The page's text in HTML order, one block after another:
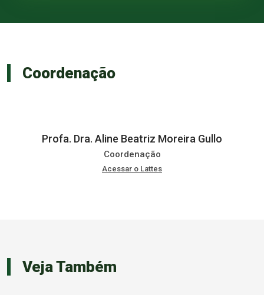
Coordenação
Profa. Dra. Aline Beatriz Moreira Gullo
Coordenação
Acessar o Lattes
Veja Também